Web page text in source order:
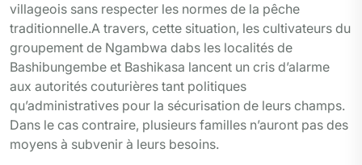
villageois sans respecter les normes de la pêche
traditionnelle.A travers, cette situation, les cultivateurs du
groupement de Ngambwa dabs les localités de
Bashibungembe et Bashikasa lancent un cris d’alarme
aux autorités couturières tant politiques
qu’administratives pour la sécurisation de leurs champs.
Dans le cas contraire, plusieurs familles n’auront pas des
moyens à subvenir à leurs besoins.